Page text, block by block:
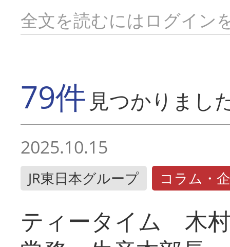
全文を読むにはログイン
79件 見つかりまし
2025.10.15
JR東日本グループ コラム・
ティータイム 木